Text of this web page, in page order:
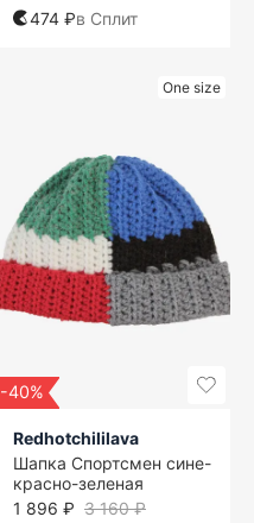
474 ₽в Сплит
One size
-40%
Redhotchililava
Шапка Спортсмен сине-
красно-зеленая
3 160 ₽
1 896 ₽